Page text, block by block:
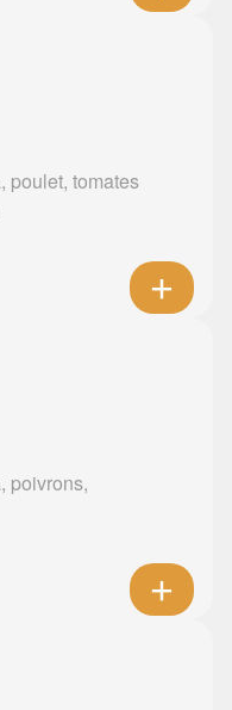
poulet, tomates
poivrons,